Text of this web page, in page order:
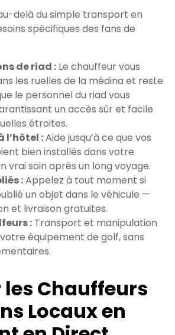
delà du simple transport en
spécifiques des fans de
de riad : Le chauffeur vous
les ruelles de la médina et reste
le personnel du riad vous
un accès sûr et facile
étroites.
l’hôtel :Aide jusqu’à ce que vos
bien installés dans votre
vrai soin après un long voyage.
:Appelez à tout moment si
un objet dans le véhicule —
et livraison gratuites.
: Transport et manipulation
équipement de golf, sans
Chauffeurs
Locaux en